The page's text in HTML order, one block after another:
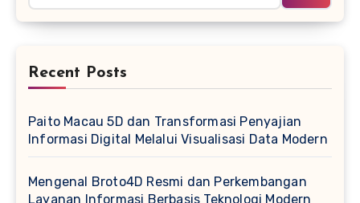
Recent Posts
Paito Macau 5D dan Transformasi Penyajian
Informasi Digital Melalui Visualisasi Data Modern
Mengenal Broto4D Resmi dan Perkembangan
Layanan Informasi Berbasis Teknologi Modern